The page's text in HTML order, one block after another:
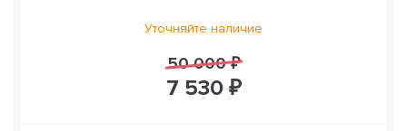
Уточняйте наличие
50 000 ₽
7 530 ₽